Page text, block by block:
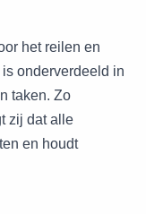
het reilen en
onderverdeeld in
taken. Zo
zij dat alle
en houdt